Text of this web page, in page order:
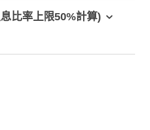
比率上限50%計算)